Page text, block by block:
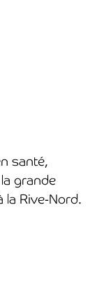
santé,
grande
la Rive-Nord.